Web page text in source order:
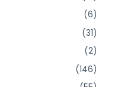
(6)
(31)
(2)
(146)